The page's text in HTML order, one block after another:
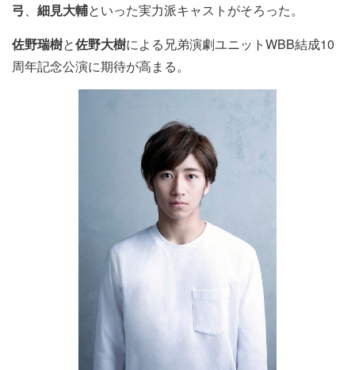
弓、 細見大輔といった実力派キャストがそろった。
佐野瑞樹と佐野大樹による兄弟演劇ユニットWBB結成10
周年記念公演に期待が高まる。